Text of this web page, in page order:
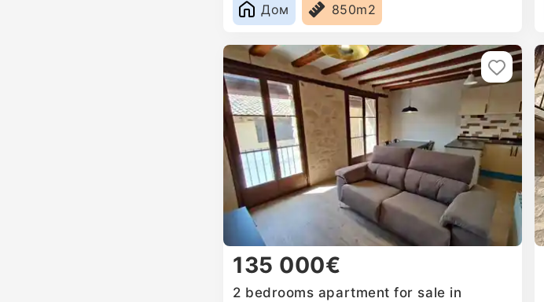
Дом 850m2
135 000€
2 bedrooms apartment for sale in